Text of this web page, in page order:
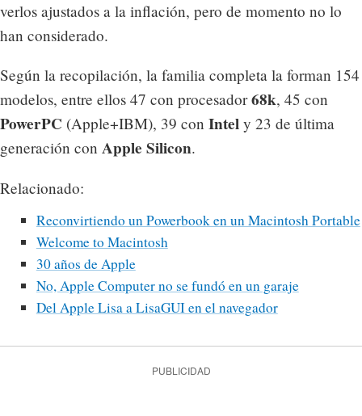
verlos ajustados a la inflación, pero de momento no lo
han considerado.
Según la recopilación, la familia completa la forman 154
modelos, entre ellos 47 con procesador68k, 45 con
PowerPC (Apple+IBM), 39 con Intel y 23 de última
generación con Apple Silicon.
Relacionado:
Reconvirtiendo un Powerbook en un Macintosh Portable
Welcome to Macintosh
30 años de Apple
No, Apple Computer no se fundó en un garaje
Del Apple Lisa a LisaGUI en el navegador
PUBLICIDAD